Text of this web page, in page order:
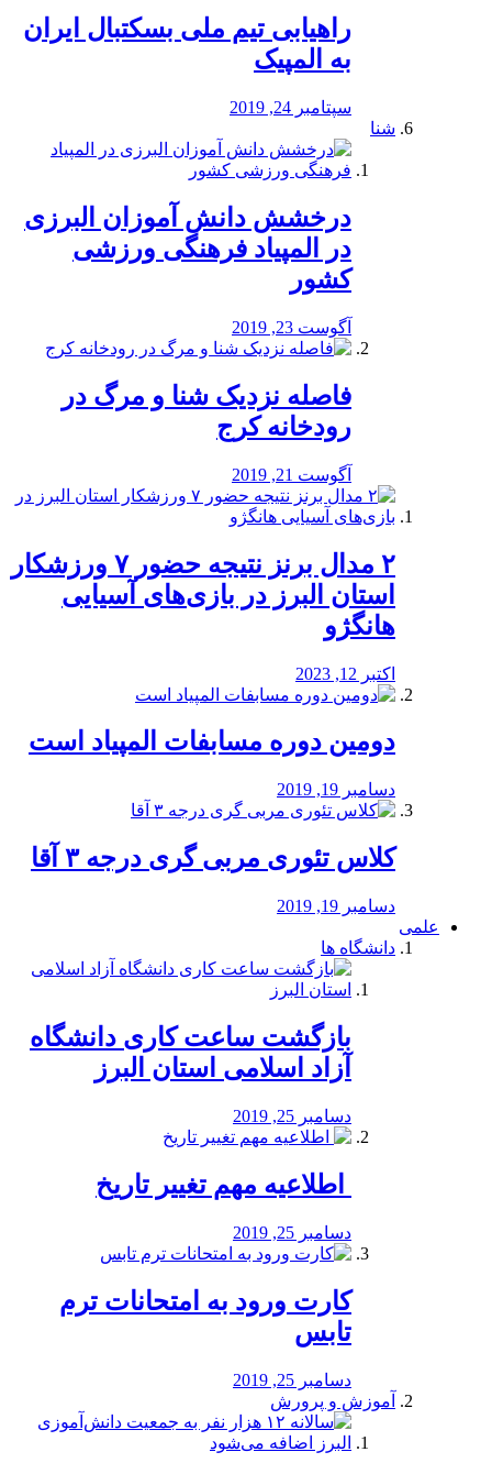
راهیابی تیم ملی بسکتبال ایران
به المپیک
سپتامبر 24, 2019
شنا
درخشش دانش آموزان البرزی
در المپیاد فرهنگی ورزشی
کشور
آگوست 23, 2019
️فاصله نزدیک شنا و مرگ در
رودخانه کرج
آگوست 21, 2019
۲ مدال برنز نتیجه حضور ۷ ورزشکار
استان البرز در بازی‌های آسیایی
هانگژو
اکتبر 12, 2023
دومین دوره مسابفات المپیاد است
دسامبر 19, 2019
کلاس تئوری مربی گری درجه ۳ آقا
دسامبر 19, 2019
علمی
دانشگاه ها
بازگشت ساعت کاری دانشگاه
آزاد اسلامی استان البرز
دسامبر 25, 2019
️ اطلاعیه مهم تغییر تاریخ
دسامبر 25, 2019
کارت ورود به امتحانات ترم
تابس
دسامبر 25, 2019
آموزش و پرورش